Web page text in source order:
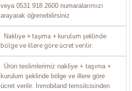
veya 0531 918 2600 numaralarımızı
arayarak öğrenebilirsiniz
N akliye + taşıma + kurulum şeklinde
bölge ve illere göre ücret verilir.
Ürün teslimlerimiz nakliye + taşıma +
kurulum şeklinde bölge ve illere göre
ücret verilir. İnmobiland temsilcisinden